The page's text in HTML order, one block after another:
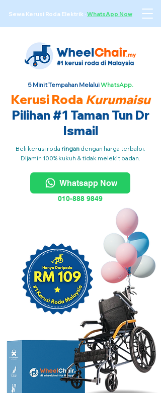
Sewa Kerusi Roda Elektrik · WhatsApp Now
5 Minit Tempahan MelaluiWhatsApp.
Kerusi Roda Kurumaisu
Pilihan #1 Taman Tun Dr
Ismail
Beli kerusi roda ringan dengan harga terbaloi.
Dijamin 100% kukuh & tidak melekit badan.
Whatsapp Now
010-888 9849